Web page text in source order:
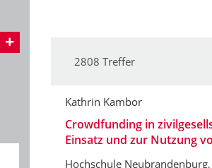
2808 Treffer
Kathrin Kambor
Crowdfunding in
Einsatz und zur Nutzung
Hochschule